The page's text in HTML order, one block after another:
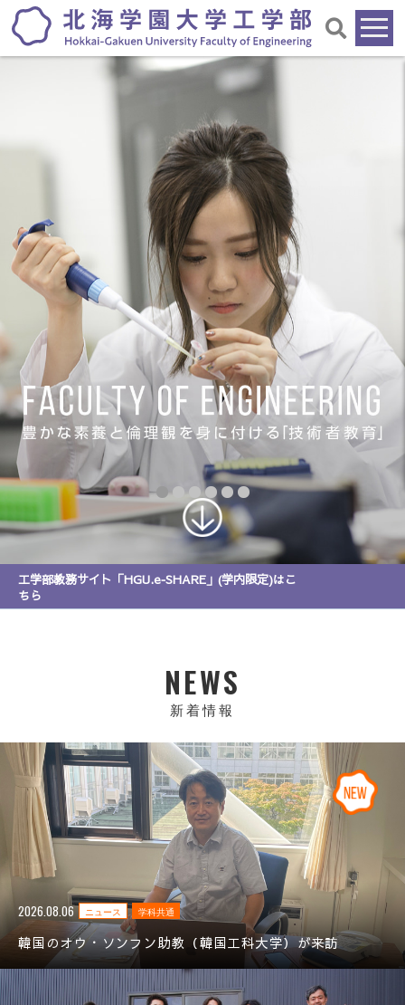
工学部教務サイト「HGU.e‐SHARE」(学内限定)はこ
ちら
NEWS
新着情報
2026.08.06 ニュース 学科共通
韓国のオウ・ソンフン助教（韓国工科大学）が来訪